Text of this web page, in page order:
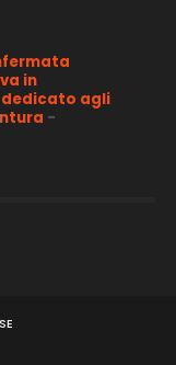
in
agli
-